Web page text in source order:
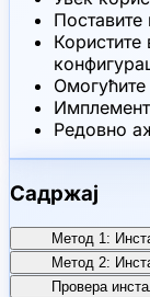
Омогућите
Редовно
Садржај
Метод 1:
Метод 2:
Провера